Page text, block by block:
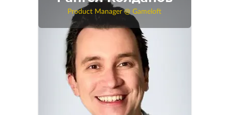
Product Manager @ Gameloft